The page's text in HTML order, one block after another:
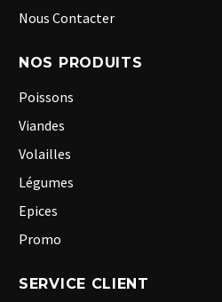
Nous Contacter
NOS PRODUITS
Poissons
Viandes
Volailles
Légumes
Epices
Promo
SERVICE CLIENT